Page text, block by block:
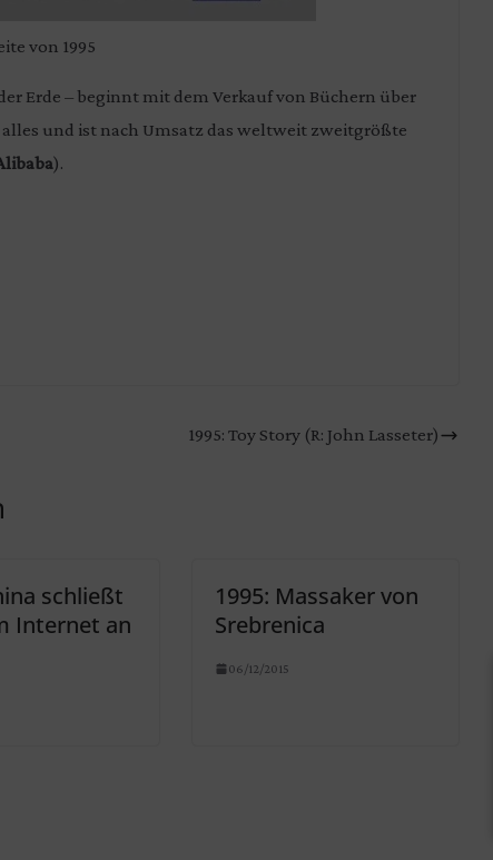
von 1995
Erde – beginnt mit dem Verkauf von Büchern über
und ist nach Umsatz das weltweit zweitgrößte
).
1995: Toy Story (R: John Lasseter)
schließt
Internet an
1995: Massaker von
Srebrenica
06/12/2015